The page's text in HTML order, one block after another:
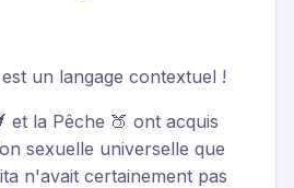
un langage contextuel !
et la Pêche 🍑 ont acquis
sexuelle universelle que
n'avait certainement pas